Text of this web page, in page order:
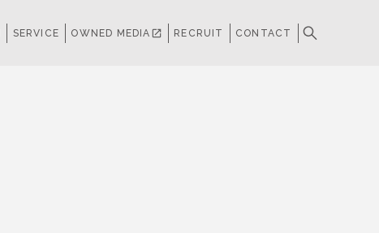
SERVICE OWNED MEDIA open_in_new RECRUIT CONTACT